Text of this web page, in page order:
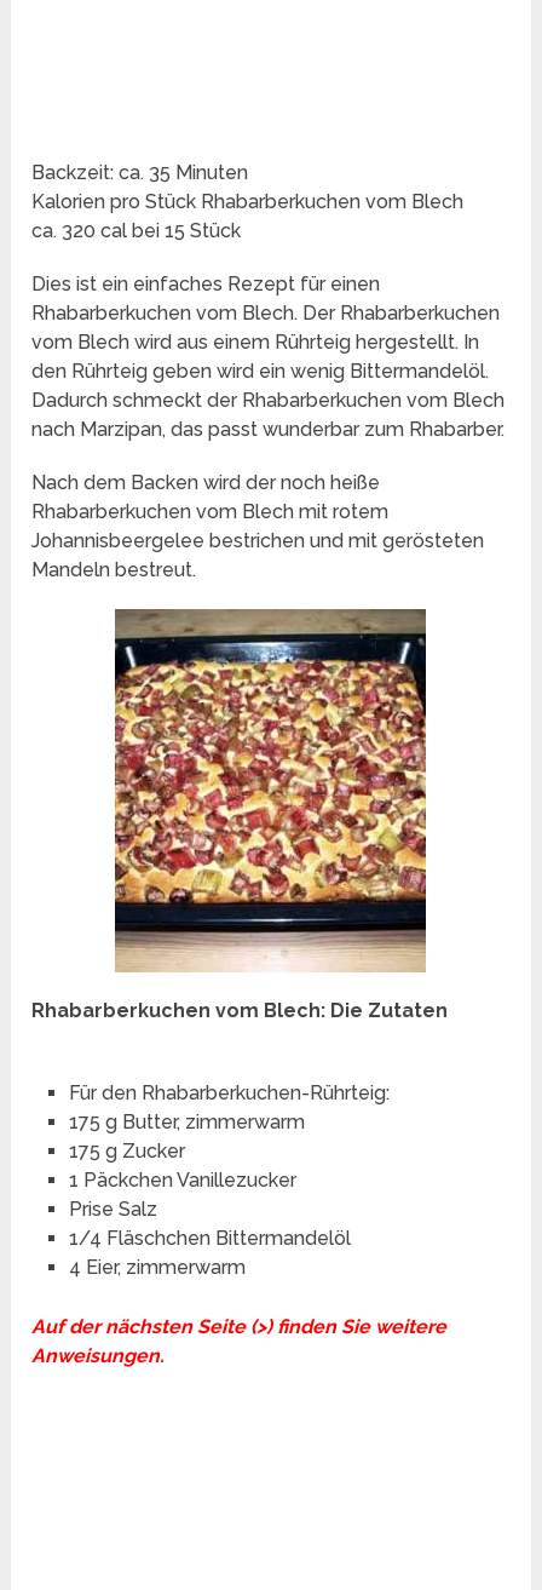
Backzeit:ca. 35 Minuten
Kalorien pro Stück Rhabarberkuchen vom Blech
ca. 320 cal bei 15 Stück
Dies ist ein einfaches Rezept für einen
Rhabarberkuchen vom Blech. Der Rhabarberkuchen
vom Blech wird aus einem Rührteig hergestellt. In
den Rührteig geben wird ein wenig Bittermandelöl.
Dadurch schmeckt der Rhabarberkuchen vom Blech
nach Marzipan, das passt wunderbar zum Rhabarber.
Nach dem Backen wird der noch heiße
Rhabarberkuchen vom Blech mit rotem
Johannisbeergelee bestrichen und mit gerösteten
Mandeln bestreut.
Rhabarberkuchen vom Blech: Die Zutaten
Für den Rhabarberkuchen-Rührteig:
175 g Butter, zimmerwarm
175 g Zucker
1 Päckchen Vanillezucker
Prise Salz
1/4 Fläschchen Bittermandelöl
4 Eier, zimmerwarm
Auf der nächsten Seite (>) finden Sie weitere
Anweisungen.